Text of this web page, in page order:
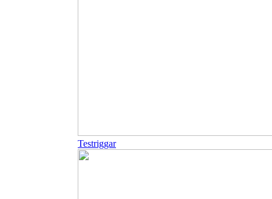
Testriggar